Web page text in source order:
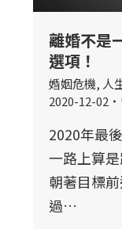
離婚不是
選項！
婚姻危機, 人
2020-12-02
2020年最
一路上算
朝著目標
過…